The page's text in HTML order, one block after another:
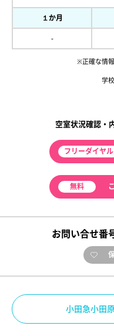
１か月
-
※正確な情
学
空室状況確認・
フリーダイヤル
無料
お問い合せ番
小田急小田